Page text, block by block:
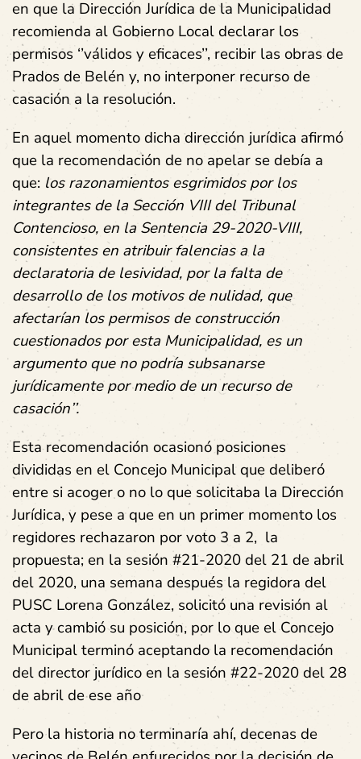
en que la Dirección Jurídica de la Municipalidad
recomienda al Gobierno Local declarar los
permisos ‘’válidos y eficaces’’, recibir las obras de
Prados de Belén y, no interponer recurso de
casación a la resolución.
En aquel momento dicha dirección jurídica afirmó
que la recomendación de no apelar se debía a
que: los razonamientos esgrimidos por los
integrantes de la Sección VIII del Tribunal
Contencioso, en la Sentencia 29-2020-VIII,
consistentes en atribuir falencias a la
declaratoria de lesividad, por la falta de
desarrollo de los motivos de nulidad, que
afectarían los permisos de construcción
cuestionados por esta Municipalidad, es un
argumento que no podría subsanarse
jurídicamente por medio de un recurso de
casación’’.
Esta recomendación ocasionó posiciones
divididas en el Concejo Municipal que deliberó
entre si acoger o no lo que solicitaba la Dirección
Jurídica, y pese a que en un primer momento los
regidores rechazaron por voto 3 a 2, la
propuesta; en la sesión #21-2020 del 21 de abril
del 2020, una semana después la regidora del
PUSC Lorena González, solicitó una revisión al
acta y cambió su posición, por lo que el Concejo
Municipal terminó aceptando la recomendación
del director jurídico en la sesión #22-2020 del 28
de abril de ese año
Pero la historia no terminaría ahí, decenas de